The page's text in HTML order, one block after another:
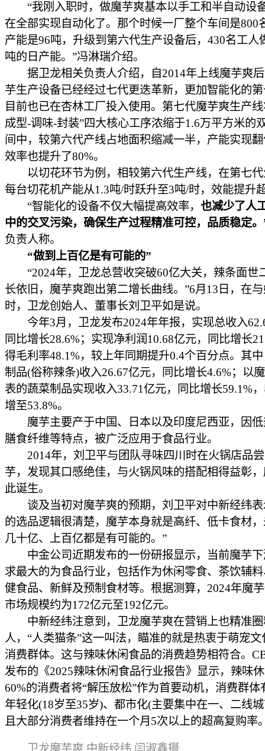
“我刚入职时，做魔芋爽基本以手工和半自动设
在全部实现自动化了。那个时候一厂整个车间是800
产能是96吨，升级到第六代生产设备后，430名工人
吨的日产能。”冯淋瑞介绍。
据卫龙相关负责人介绍，自2014年上线魔芋爽
芋生产设备已经经过七代更迭革新，更加智能化的
目前也已在杏林工厂投入使用。第七代魔芋爽生产
成型-调味-封装”四大核心工序浓缩于1.6万平方米的
间中，较第六代产线占地面积缩减一半，产能实现
效率也提升了80%。
以切花环节为例，相较第六代生产线，在第七代
每台切花机产能从1.3吨/时跃升至3吨/时，效能提升
“智能化的设备不仅大幅提高效率， 也减少了人
中的交叉污染，确保生产过程精准可控，品质稳定。
负责人称。
“做到上百亿是有可能的”
“2024年，卫龙总营收突破60亿大关，辣条面世
长依旧，魔芋爽跑出第二增长曲线。”6月13日，在
时，卫龙创始人、董事长刘卫平如是说。
今年3月，卫龙发布2024年年报，实现总收入
同比增长28.6%；实现净利润10.68亿元，同比增长
得毛利率48.1%，较上年同期提升0.4个百分点。其
制品(俗称辣条)收入26.67亿元，同比增长4.6%；以
表的蔬菜制品实现收入33.71亿元，同比增长59.1%
增至53.8%。
魔芋主要产于中国、日本以及印度尼西亚，因低
膳食纤维等特点，被广泛应用于食品行业。
2014年，刘卫平与团队寻味四川时在火锅店品
芋，发现其口感绝佳，与火锅风味的搭配相得益彰
此诞生。
谈及当初对魔芋爽的预期，刘卫平对中新经纬表
的选品逻辑很清楚，魔芋本身就是高纤、低卡食材
几十亿、上百亿都是有可能的。”
中金公司近期发布的一份研报显示，当前魔芋下
求最大的为食品行业，包括作为休闲零食、茶饮辅
健食品、新鲜及预制食材等。根据测算，2024年魔
市场规模约为172亿元至192亿元。
中新经纬注意到，卫龙魔芋爽在营销上也精准圈
人，“人类猫条”这一叫法，瞄准的就是热衷于萌宠
消费群体。这与辣味休闲食品的消费趋势相符合。
发布的《2025辣味休闲食品行业报告》显示，辣味
60%的消费者将“解压放松”作为首要动机，消费群体
年轻化(18岁至35岁)、都市化(主要集中在一、二线
且大部分消费者维持在一个月5次以上的超高复购率
卫龙魔芋爽 中新经纬 闫淑鑫摄